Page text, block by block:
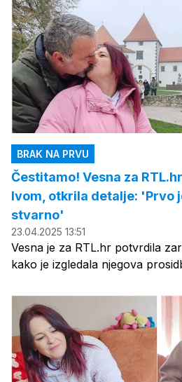
BRAK NA PRVU
Čestitamo! Vesna za
Ivom, otkrila detalje: 'Prvo
stvarno'
23.04.2025 13:51
Vesna je za RTL.hr potvrdila
kako je izgledala njegova